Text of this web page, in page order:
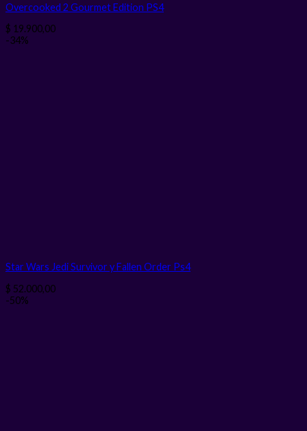
Overcooked 2 Gourmet Edition PS4
$ 19.900,00
-34%
Star Wars Jedi Survivor y Fallen Order Ps4
$ 52.000,00
-50%